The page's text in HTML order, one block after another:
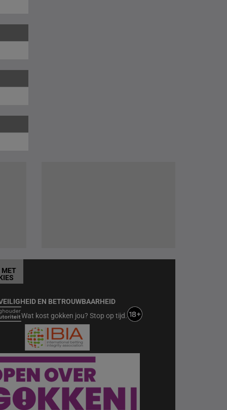
EN BETROUWBAARHEID
Wat kost gokken jou? Stop op tijd.